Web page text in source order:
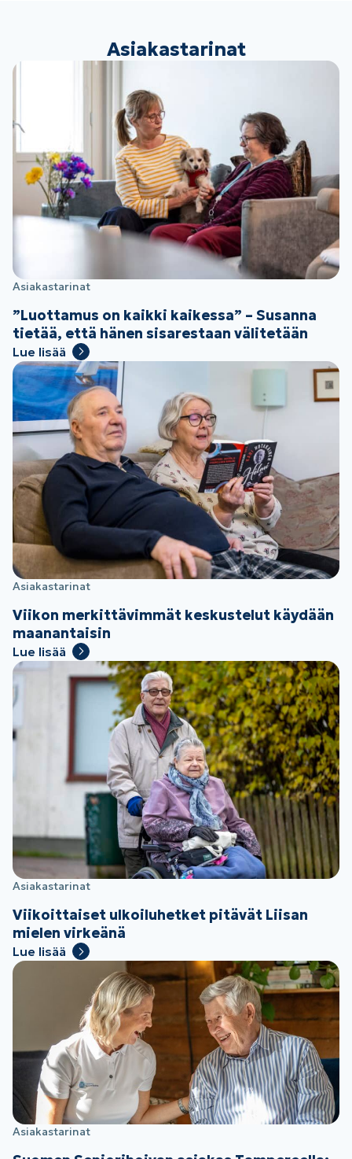
Asiakastarinat
Asiakastarinat
”Luottamus on kaikki kaikessa” – Susanna
tietää, että hänen sisarestaan välitetään
Lue lisää
Asiakastarinat
Viikon merkittävimmät keskustelut käydään
maanantaisin
Lue lisää
Asiakastarinat
Viikoittaiset ulkoiluhetket pitävät Liisan
mielen virkeänä
Lue lisää
Asiakastarinat